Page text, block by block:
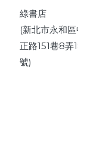
綠書店
(新北市永和區中
正路151巷8弄18
號)